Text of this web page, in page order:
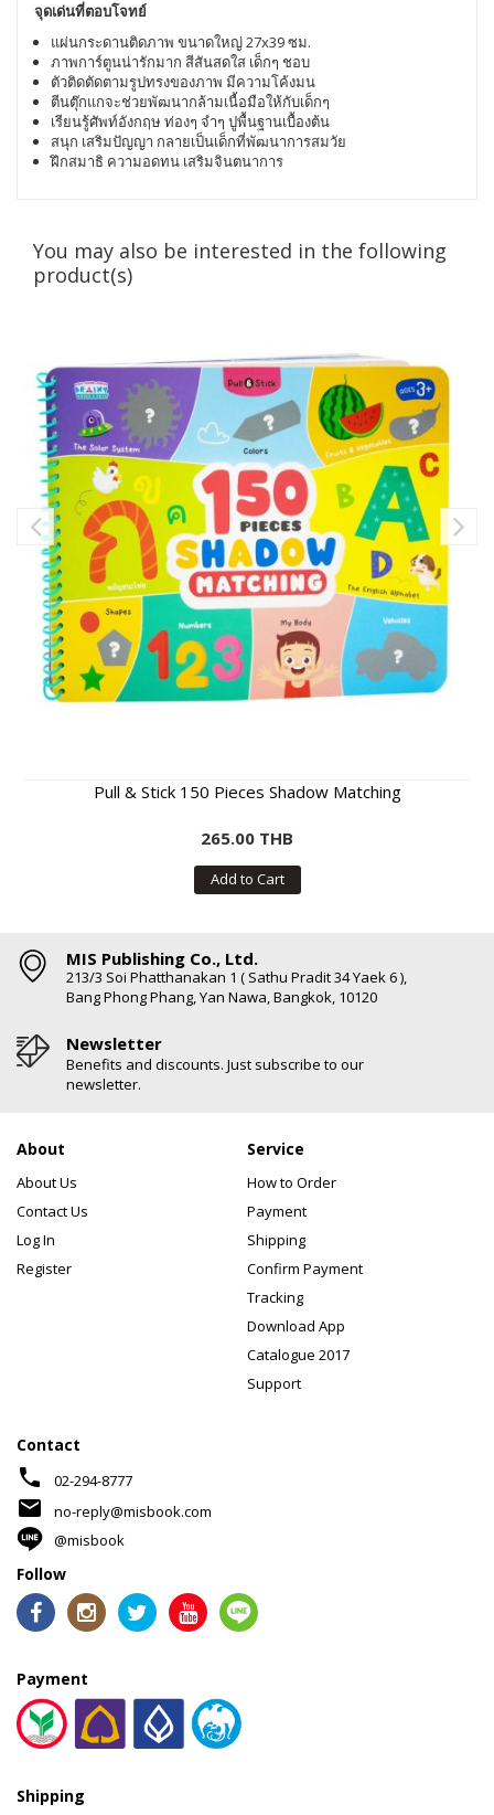
จุดเด่นที่ตอบโจทย์
แผ่นกระดานติดภาพ ขนาดใหญ่ 27x39 ซม.
ภาพการ์ตูนน่ารักมาก สีสันสดใส เด็กๆ ชอบ
ตัวติดตัดตามรูปทรงของภาพ มีความโค้งมน
ตีนตุ๊กแกจะช่วยพัฒนากล้ามเนื้อมือให้กับเด็กๆ
เรียนรู้ศัพท์อังกฤษ ท่องๆ จำๆ ปูพื้นฐานเบื้องต้น
สนุก เสริมปัญญา กลายเป็นเด็กที่พัฒนาการสมวัย
ฝึกสมาธิ ความอดทน เสริมจินตนาการ
You may also be interested in the following
product(s)
Pull & Stick 150 Pieces Shadow Matching
265.00 THB
Add to Cart
MIS Publishing Co., Ltd.
213/3 Soi Phatthanakan 1 ( Sathu Pradit 34 Yaek 6 ),
Bang Phong Phang, Yan Nawa, Bangkok, 10120
Newsletter
Benefits and discounts. Just subscribe to our
newsletter.
About
About Us
Contact Us
Log In
Register
Service
How to Order
Payment
Shipping
Confirm Payment
Tracking
Download App
Catalogue 2017
Support
Contact
phone 02-294-8777
mail
no-reply@misbook.com
@misbook
Follow
Payment
Shipping